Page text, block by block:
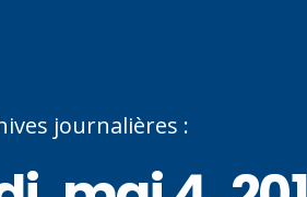
journalières :